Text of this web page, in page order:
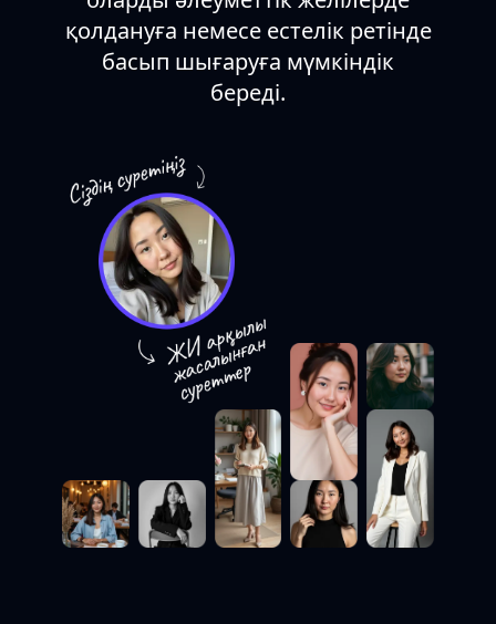
қолдануға немесе естелік ретінде
басып шығаруға мүмкіндік
береді.